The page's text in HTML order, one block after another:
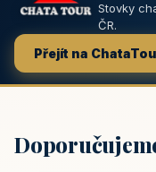
Stovky
ČR.
Přejít na